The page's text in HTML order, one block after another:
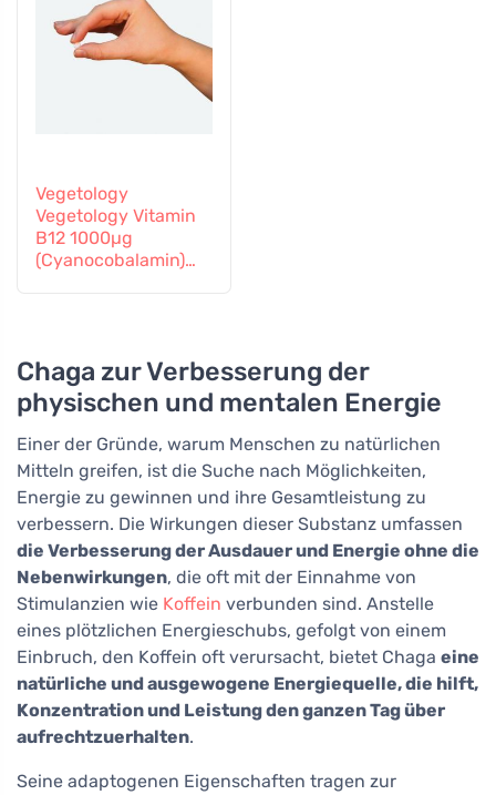
Vegetology
Vegetology Vitamin
B12 1000µg
(Cyanocobalamin)
Chaga zur Verbesserung der
physischen und mentalen Energie
Einer der Gründe, warum Menschen zu natürlichen
Mitteln greifen, ist die Suche nach Möglichkeiten,
Energie zu gewinnen und ihre Gesamtleistung zu
verbessern. Die Wirkungen dieser Substanz umfassen
die Verbesserung der Ausdauer und Energie ohne die
Nebenwirkungen, die oft mit der Einnahme von
Stimulanzien wie Koffein verbunden sind. Anstelle
eines plötzlichen Energieschubs, gefolgt von einem
Einbruch, den Koffein oft verursacht, bietet Chaga eine
natürliche und ausgewogene Energiequelle, die hilft,
Konzentration und Leistung den ganzen Tag über
aufrechtzuerhalten.
Seine adaptogenen Eigenschaften tragen zur